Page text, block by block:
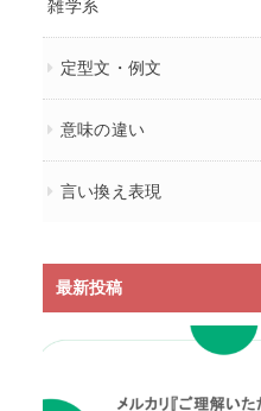
雑学系
定型文・例文
意味の違い
言い換え表現
最新投稿